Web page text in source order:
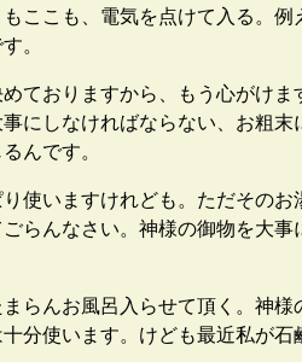
ここも、電気を点けて入る。例
。
ておりますから、もう心がけま
にしなければならない、お粗末
んです。
使いますけれども。ただそのお
らんなさい。神様の御物を大事
らんお風呂入らせて頂く。神様
分使います。けども最近私が石